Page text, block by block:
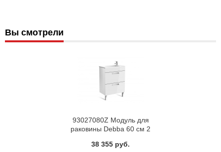
Вы смотрели
93027080Z Модуль для
раковины Debba 60 см 2
38 355 руб.